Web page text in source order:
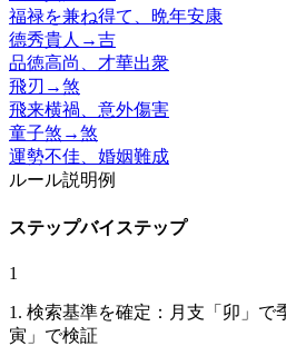
福禄を兼ね得て、晩年安康
德秀貴人 →吉
品徳高尚、才華出衆
飛刃 →煞
飛来横禍、意外傷害
童子煞 →煞
運勢不佳、婚姻難成
ルール説明例
ステップバイステップ
1
1. 検索基準を確定：月支「卯」で
寅」で検証